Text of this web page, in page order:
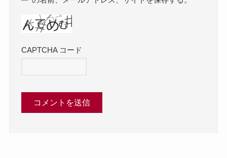
CAPTCHA コード